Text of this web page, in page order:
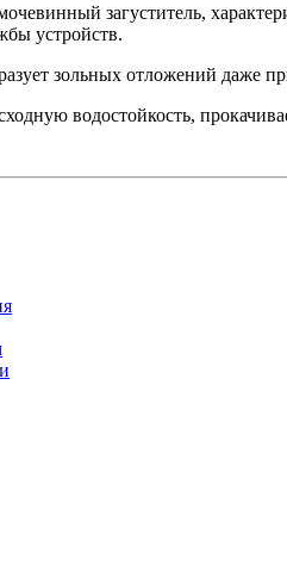
загуститель,
устройств.
зольных отложений даже
водостойкость,